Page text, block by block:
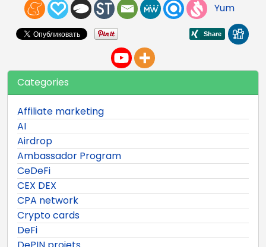
Yum
Categories
Affiliate marketing
AI
Airdrop
Ambassador Program
CeDeFi
CEX DEX
CPA network
Crypto cards
DeFi